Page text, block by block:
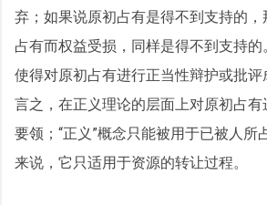
弃；如果说原初占有是得不到支持的
占有而权益受损，同样是得不到支持的
使得对原初占有进行正当性辩护或批
言之，在正义理论的层面上对原初占
要领；“正义”概念只能被用于已被人所
来说，它只适用于资源的转让过程。